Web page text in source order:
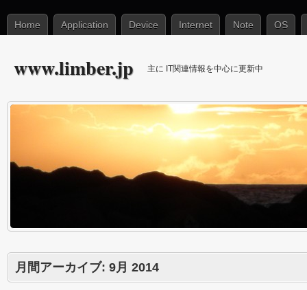
Home Application Device Internet Note OS
www.limber.jp 主に IT関連情報を中心に更新中
月間アーカイブ: 9月 2014